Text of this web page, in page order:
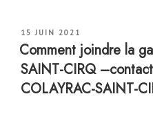
PUBLIÉ
LE
15 JUIN 2021
Comment joindre la
SAINT-CIRQ
COLAYRAC-SAINT-